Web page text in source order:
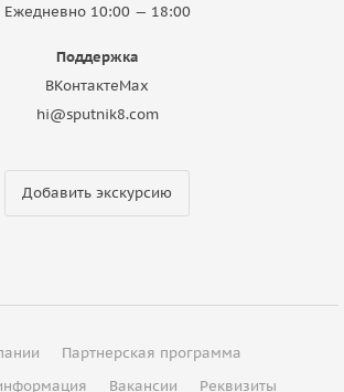
Ежедневно 10:00 — 18:00
Поддержка
ВКонтактеMax
hi@sputnik8.com
Добавить экскурсию
Партнерская программа
Вакансии Реквизиты